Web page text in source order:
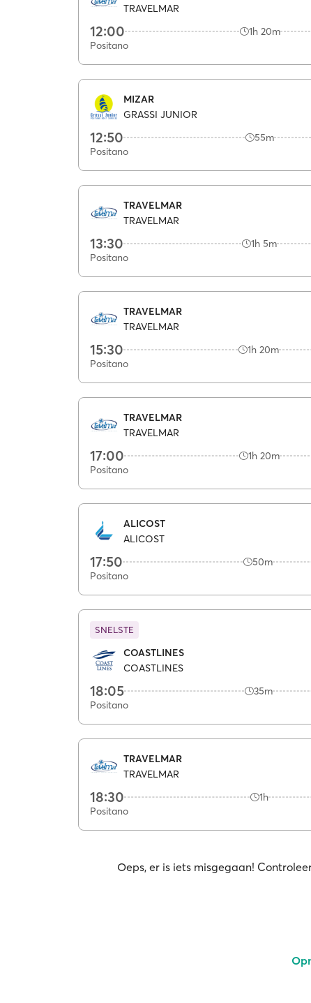
TRAVELMAR
12:00 1h 20m
Positano
MIZAR
GRASSI JUNIOR
12:50 55m
Positano
TRAVELMAR
TRAVELMAR
13:30 1h 5m
Positano
TRAVELMAR
TRAVELMAR
15:30 1h 20m
Positano
TRAVELMAR
TRAVELMAR
17:00 1h 20m
Positano
ALICOST
ALICOST
17:50 50m
Positano
SNELSTE
COASTLINES
COASTLINES
18:05 35m
Positano
TRAVELMAR
TRAVELMAR
18:30 1h
Positano
Oeps, er is iets misgegaan!